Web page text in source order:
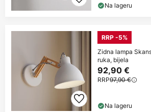
Na lageru
RRP -5%
Zidna lampa
ruka, bijela
92,90 €
RRP97,90 €
Na lageru